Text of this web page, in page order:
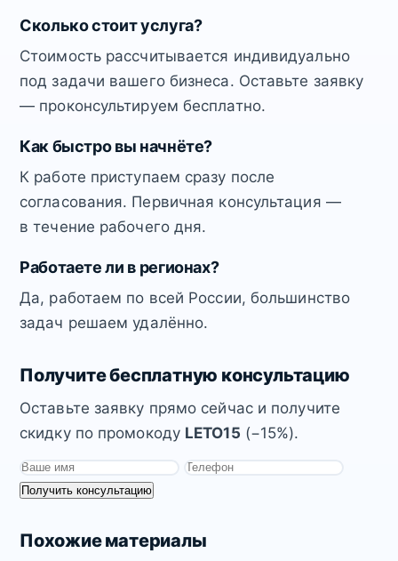
Сколько стоит услуга?
Стоимость рассчитывается индивидуально
под задачи вашего бизнеса. Оставьте заявку
— проконсультируем бесплатно.
Как быстро вы начнёте?
К работе приступаем сразу после
согласования. Первичная консультация —
в течение рабочего дня.
Работаете ли в регионах?
Да, работаем по всей России, большинство
задач решаем удалённо.
Получите бесплатную консультацию
Оставьте заявку прямо сейчас и получите
скидку по промокоду LETO15 (−15%).
Получить консультацию
Похожие материалы